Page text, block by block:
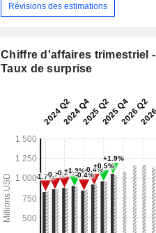
Révisions des estimations
Chiffre d'affaires trimestriel -
Taux de surprise